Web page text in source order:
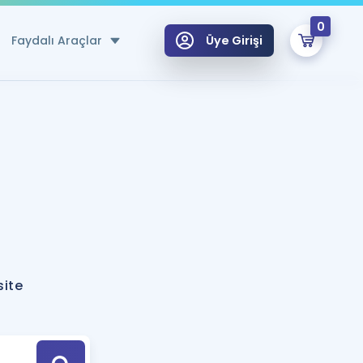
Faydalı Araçlar
Hesaplama Aracı
için Öneriler
Tek Takvimde
Üye Girişi
0
Hoca ile seni sınava hazırlayacak onlarca eğitim seni bekliyor!